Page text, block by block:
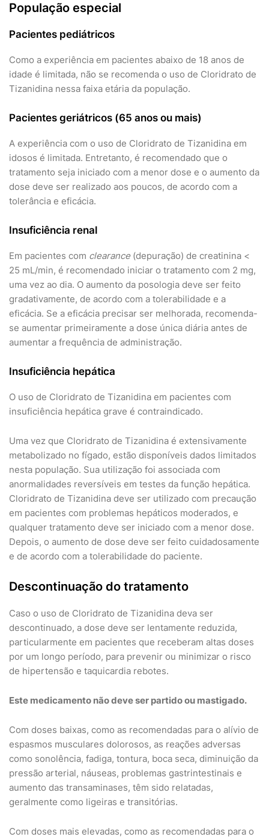
População especial
Pacientes pediátricos
Como a experiência em pacientes abaixo de 18 anos de
idade é limitada, não se recomenda o uso de Cloridrato de
Tizanidina nessa faixa etária da população.
Pacientes geriátricos (65 anos ou mais)
A experiência com o uso de Cloridrato de Tizanidina em
idosos é limitada. Entretanto, é recomendado que o
tratamento seja iniciado com a menor dose e o aumento da
dose deve ser realizado aos poucos, de acordo com a
tolerância e eficácia.
Insuficiência renal
Em pacientes com clearance (depuração) de creatinina <
25 mL/min, é recomendado iniciar o tratamento com 2 mg,
uma vez ao dia. O aumento da posologia deve ser feito
gradativamente, de acordo com a tolerabilidade e a
eficácia. Se a eficácia precisar ser melhorada, recomenda-
se aumentar primeiramente a dose única diária antes de
aumentar a frequência de administração.
Insuficiência hepática
O uso de Cloridrato de Tizanidina em pacientes com
insuficiência hepática grave é contraindicado.
Uma vez que Cloridrato de Tizanidina é extensivamente
metabolizado no fígado, estão disponíveis dados limitados
nesta população. Sua utilização foi associada com
anormalidades reversíveis em testes da função hepática.
Cloridrato de Tizanidina deve ser utilizado com precaução
em pacientes com problemas hepáticos moderados, e
qualquer tratamento deve ser iniciado com a menor dose.
Depois, o aumento de dose deve ser feito cuidadosamente
e de acordo com a tolerabilidade do paciente.
Descontinuação do tratamento
Caso o uso de Cloridrato de Tizanidina deva ser
descontinuado, a dose deve ser lentamente reduzida,
particularmente em pacientes que receberam altas doses
por um longo período, para prevenir ou minimizar o risco
de hipertensão e taquicardia rebotes.
Este medicamento não deve ser partido ou mastigado.
Com doses baixas, como as recomendadas para o alívio de
espasmos musculares dolorosos, as reações adversas
como sonolência, fadiga, tontura, boca seca, diminuição da
pressão arterial, náuseas, problemas gastrintestinais e
aumento das transaminases, têm sido relatadas,
geralmente como ligeiras e transitórias.
Com doses mais elevadas, como as recomendadas para o